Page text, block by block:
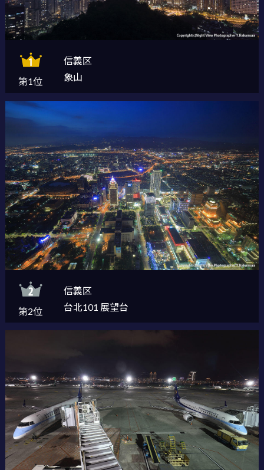
第1位
信義区
象山
第2位
信義区
台北101 展望台